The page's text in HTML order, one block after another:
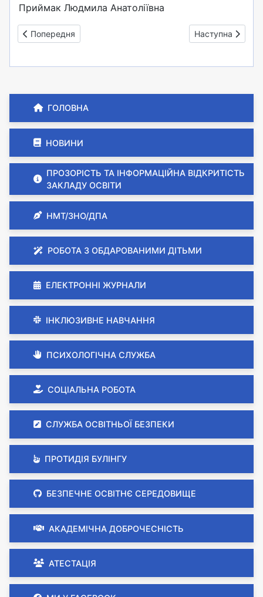
ГОЛОВНА
НОВИНИ
ПРОЗОРІСТЬ ТА ІНФОРМАЦІЙНА ВІДКРИТІСТЬ
ЗАКЛАДУ ОСВІТИ
НМТ/ЗНО/ДПА
РОБОТА З ОБДАРОВАНИМИ ДІТЬМИ
ЕЛЕКТРОННІ ЖУРНАЛИ
ІНКЛЮЗИВНЕ НАВЧАННЯ
ПСИХОЛОГІЧНА СЛУЖБА
СОЦІАЛЬНА РОБОТА
СЛУЖБА ОСВІТНЬОЇ БЕЗПЕКИ
ПРОТИДІЯ БУЛІНГУ
БЕЗПЕЧНЕ ОСВІТНЄ СЕРЕДОВИЩЕ
АКАДЕМІЧНА ДОБРОЧЕСНІСТЬ
АТЕСТАЦІЯ
Приймак Людмила Анатоліївна
Попередня стаття: Вітаємо переможців ІІІ етапу
Попередня Наступна
Наступна